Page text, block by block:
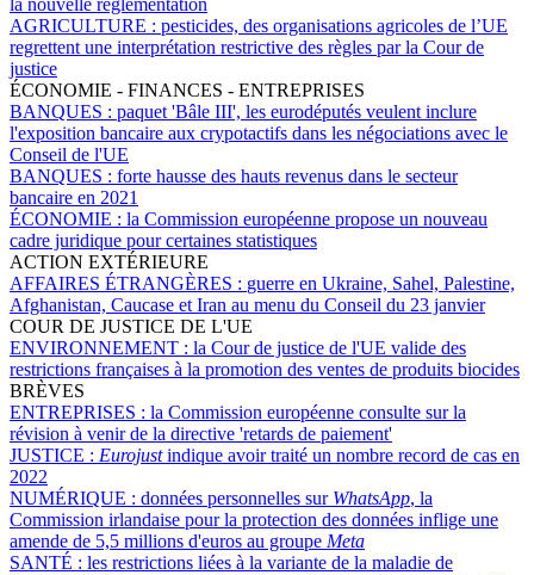
la nouvelle réglementation
AGRICULTURE : pesticides, des organisations agricoles de l’UE
regrettent une interprétation restrictive des règles par la Cour de
justice
ÉCONOMIE - FINANCES - ENTREPRISES
BANQUES : paquet 'Bâle III', les eurodéputés veulent inclure
l'exposition bancaire aux crypotactifs dans les négociations avec le
Conseil de l'UE
BANQUES : forte hausse des hauts revenus dans le secteur
bancaire en 2021
ÉCONOMIE : la Commission européenne propose un nouveau
cadre juridique pour certaines statistiques
ACTION EXTÉRIEURE
AFFAIRES ÉTRANGÈRES : guerre en Ukraine, Sahel, Palestine,
Afghanistan, Caucase et Iran au menu du Conseil du 23 janvier
COUR DE JUSTICE DE L'UE
ENVIRONNEMENT : la Cour de justice de l'UE valide des
restrictions françaises à la promotion des ventes de produits biocides
BRÈVES
ENTREPRISES : la Commission européenne consulte sur la
révision à venir de la directive 'retards de paiement'
JUSTICE : Eurojustindique avoir traité un nombre record de cas en
2022
NUMÉRIQUE : données personnelles sur WhatsApp, la
Commission irlandaise pour la protection des données inflige une
amende de 5,5 millions d'euros au groupe Meta
SANTÉ : les restrictions liées à la variante de la maladie de